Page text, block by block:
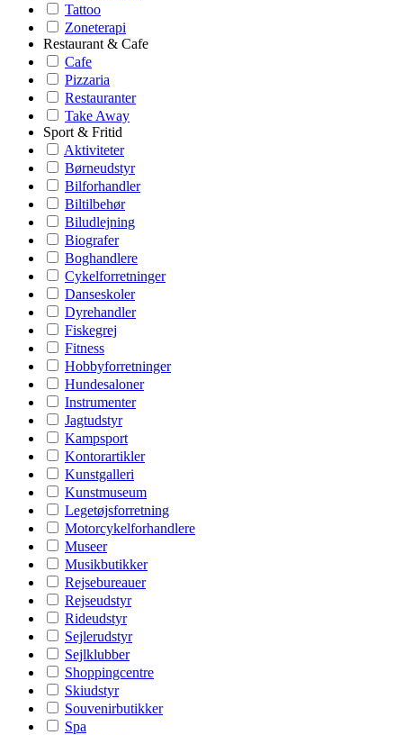
Tattoo
Zoneterapi
Restaurant & Cafe
Cafe
Pizzaria
Restauranter
Take Away
Sport & Fritid
Aktiviteter
Børneudstyr
Bilforhandler
Biltilbehør
Biludlejning
Biografer
Boghandlere
Cykelforretninger
Danseskoler
Dyrehandler
Fiskegrej
Fitness
Hobbyforretninger
Hundesaloner
Instrumenter
Jagtudstyr
Kampsport
Kontorartikler
Kunstgalleri
Kunstmuseum
Legetøjsforretning
Motorcykelforhandlere
Museer
Musikbutikker
Rejsebureauer
Rejseudstyr
Rideudstyr
Sejlerudstyr
Sejlklubber
Shoppingcentre
Skiudstyr
Souvenirbutikker
Spa